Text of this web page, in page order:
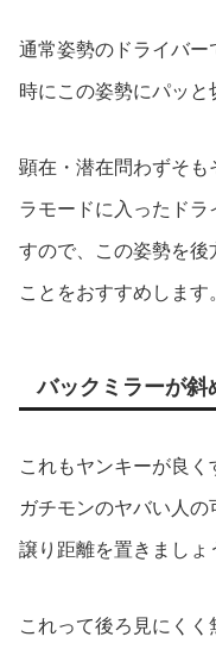
通常姿勢のドライバー
時にこの姿勢にパッと
顕在・潜在問わずそも
ラモードに入ったド
すので、この姿勢を後
ことをおすすめします
バックミラーが斜
これもヤンキーが良く
ガチモンのヤバい人
譲り距離を置きましょ
これって後ろ見にくく